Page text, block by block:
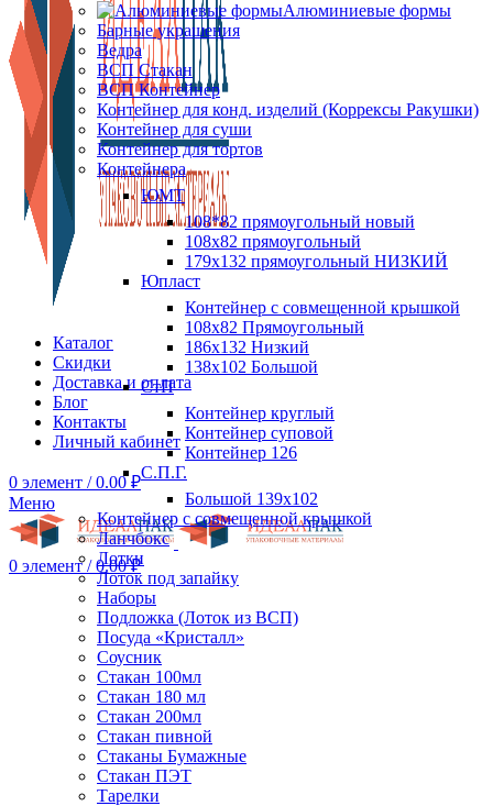
Каталог
Скидки
Доставка и оплата
Блог
Контакты
Личный кабинет
0 элемент / 0.00₽
Меню
0 элемент / 0.00₽
Алюминиевые формы
Барные украшения
Ведра
ВСП Стакан
ВСП Контейнер
Контейнер для конд. изделий (Коррексы Ракушки)
Контейнер для суши
Контейнер для тортов
Контейнера
ЮМТ
108*82 прямоугольный новый
108х82 прямоугольный
179х132 прямоугольный НИЗКИЙ
Юпласт
Контейнер с совмещенной крышкой
108х82 Прямоугольный
186х132 Низкий
138х102 Большой
СтП
Контейнер круглый
Контейнер суповой
Контейнер 126
С.П.Г.
Большой 139х102
Контейнер с совмещенной крышкой
Ланчбокс
Лотки
Лоток под запайку
Наборы
Подложка (Лоток из ВСП)
Посуда «Кристалл»
Соусник
Стакан 100мл
Стакан 180 мл
Стакан 200мл
Стакан пивной
Стаканы Бумажные
Стакан ПЭТ
Тарелки